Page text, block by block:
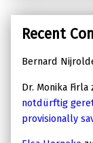
Recent
Bernard
Dr. Monika Firla
notdürftig
provisionally